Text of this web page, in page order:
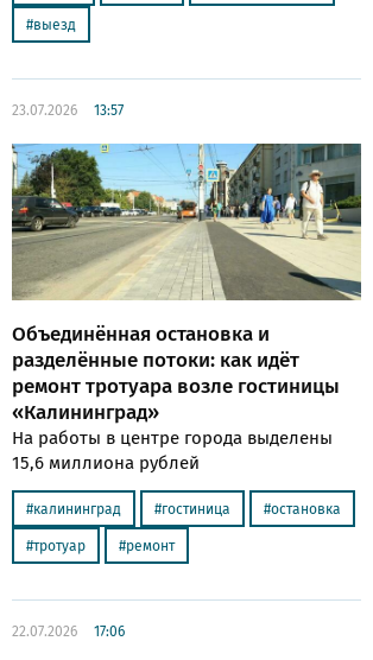
выезд
23.07.2026 13:57
Объединённая остановка и
разделённые потоки: как идёт
ремонт тротуара возле гостиницы
«Калининград»
На работы в центре города выделены
15,6 миллиона рублей
калининград гостиница остановка
тротуар ремонт
22.07.2026 17:06